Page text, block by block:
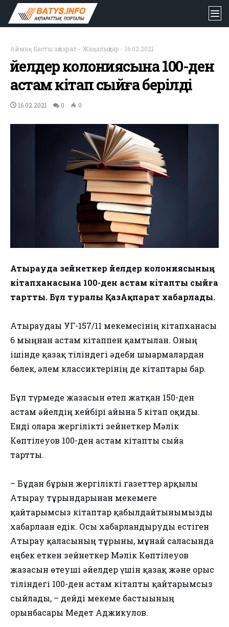
Аймақ- Басты ақпарат - Жаңалықтар - 16.02.2021
Әйелдер колониясына 100-ден
астам кітап сыйға берілді
16.02.2021 0 0
Атырауда зейнеткер әйелдер колониясының
кітапханасына 100-ден астам кітапты сыйға
тартты. Бұл туралы ҚазАқпарат хабарлады.
Атыраудағы УГ-157/11 мекемесінің кітапханасы
6 мыңнан астам кітаппен қамтылған. Оның
ішінде қазақ тіліндегі әдеби шығармалардан
бөлек, әлем классиктерінің де кітаптары бар.
Бұл түрмеде жазасын өтеп жатқан 150-ден
астам әйелдің кейбірі айына 5 кітап оқиды.
Енді оларға жергілікті зейнеткер Мәлік
Көптілеуов 100-ден астам кітапты сыйға
тартты.
– Бұдан бұрын жергілікті газеттер арқылы
Атырау тұрғындарынан мекемеге
қайтарымсыз кітаптар қабылдайтынымызды
хабарлаған едік. Осы хабарландыруды естіген
Атырау қаласының тұрғыны, мұнай саласында
еңбек еткен зейнеткер Мәлік Көптілеуов
жазасын өтеуші әйелдер үшін қазақ және орыс
тіліндегі 100-ден астам кітапты қайтарымсыз
сыйлады, – дейді мекеме бастығының
орынбасары Медет Аджикулов.